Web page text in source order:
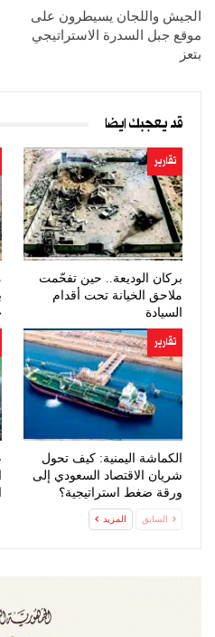
الجيش واللجان يسيطرون على
موقع جبل السدرة الاستراتيجي
بتعز
قد يعجبك ايضا
تقارير
بركان الوديعة.. حين تفحّمت
ملاحق الخيانة تحت أقدام
السيادة
تقارير
الكماشة اليمنية: كيف تحول
شريان الاقتصاد السعودي إلى
ورقة ضغط استراتيجية؟
السابق المزيد